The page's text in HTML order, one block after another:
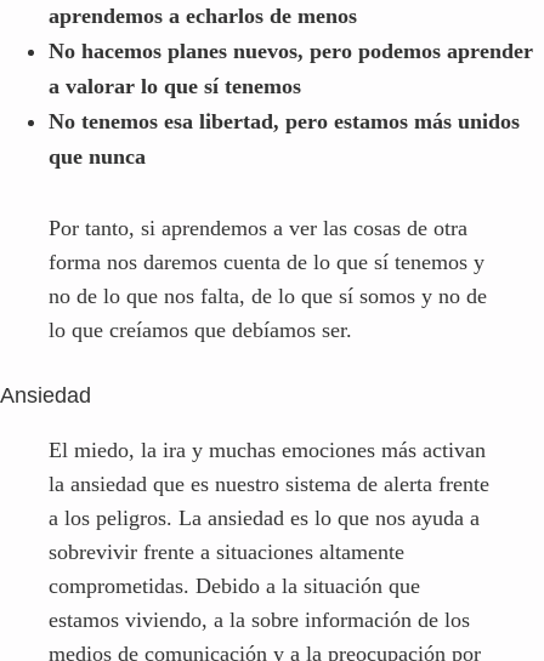
Por tanto, si aprendemos a ver las cosas de otra
forma nos daremos cuenta de lo que sí tenemos y
no de lo que nos falta, de lo que sí somos y no de
lo que creíamos que debíamos ser.
El miedo, la ira y muchas emociones más activan
la ansiedad que es nuestro sistema de alerta frente
a los peligros. La ansiedad es lo que nos ayuda a
sobrevivir frente a situaciones altamente
estamos viviendo, a la sobre información de los
medios de comunicación y a la preocupación por
nuestra salud y la de los nuestros, es normal que
sintamos ansiedad. El problema es cuando esa
ansiedad se convierte en molesta, cuando te hace
sentir mal durante la mayor parte del día y cada
vez está más acentuada.